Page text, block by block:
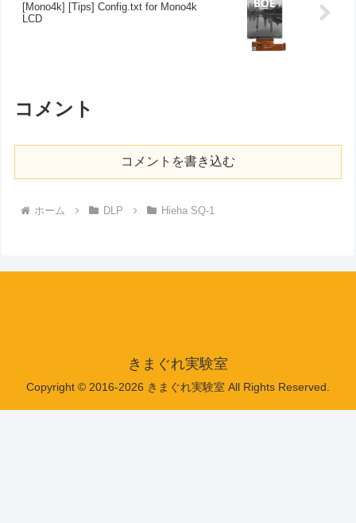
[Mono4k] [Tips] Config.txt for Mono4k
LCD
コメント
コメントを書き込む
ホーム DLP Hieha SQ-1
きまぐれ実験室
Copyright © 2016-2026 きまぐれ実験室 All Rights Reserved.